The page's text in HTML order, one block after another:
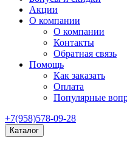
Акции
О компании
О компании
Контакты
Обратная связь
Помощь
Как заказать
Оплата
Популярные
+7(958)578-09-28
Каталог